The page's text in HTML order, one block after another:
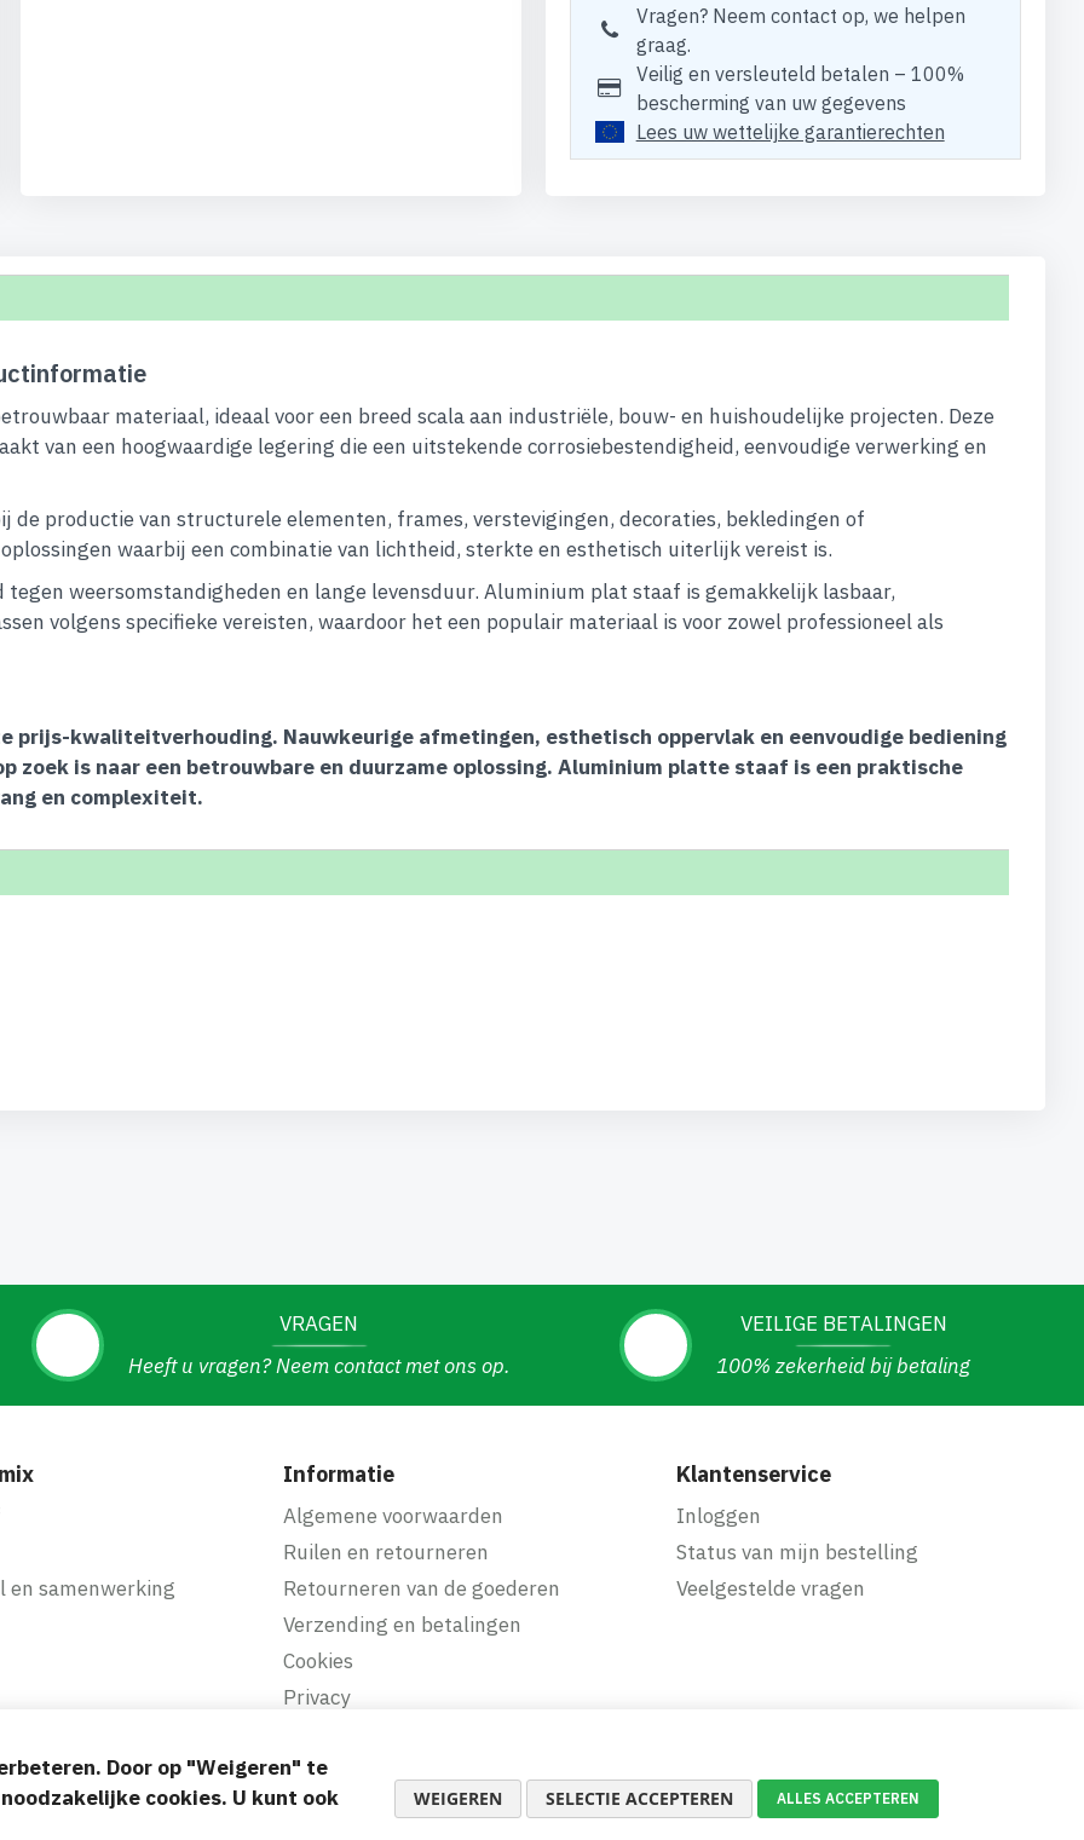
Vragen? Neem contact op, we helpen
graag.
Veilig en versleuteld betalen – 100%
bescherming van uw gegevens
Lees uw wettelijke garantierechten
materiaal, ideaal voor een breed scala aan industriële, bouw- en huishoudelijke projecten. Deze
van een hoogwaardige legering die een uitstekende corrosiebestendigheid, eenvoudige verwerking en
productie van structurele elementen, frames, verstevigingen, decoraties, bekledingen of
waarbij een combinatie van lichtheid, sterkte en esthetisch uiterlijk vereist is.
weersomstandigheden en lange levensduur. Aluminium plat staaf is gemakkelijk lasbaar,
volgens specifieke vereisten, waardoor het een populair materiaal is voor zowel professioneel als
kwaliteitverhouding. Nauwkeurige afmetingen, esthetisch oppervlak en eenvoudige bediening
zoek is naar een betrouwbare en duurzame oplossing. Aluminium platte staaf is een praktische
en complexiteit.
VRAGEN
Heeft u vragen? Neem contact met ons op.
VEILIGE BETALINGEN
100% zekerheid bij betaling
en samenwerking
Informatie
Algemene voorwaarden
Ruilen en retourneren
Retourneren van de goederen
Verzending en betalingen
Cookies
Privacy
Klantenservice
Inloggen
Status van mijn bestelling
Veelgestelde vragen
betalingen
Door op "Weigeren" te
cookies. U kunt ook
WEIGEREN SELECTIE ACCEPTEREN ALLES ACCEPTEREN